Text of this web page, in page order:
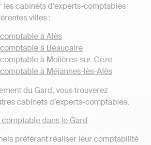
les cabinets d'experts-comptables
villes :
à Alès
à Beaucaire
à Molières-sur-Cèze
à Méjannes-lès-Alès
du Gard, vous trouverez
cabinets d’experts-comptables.
dans le Gard
préférant réaliser leur comptabilité